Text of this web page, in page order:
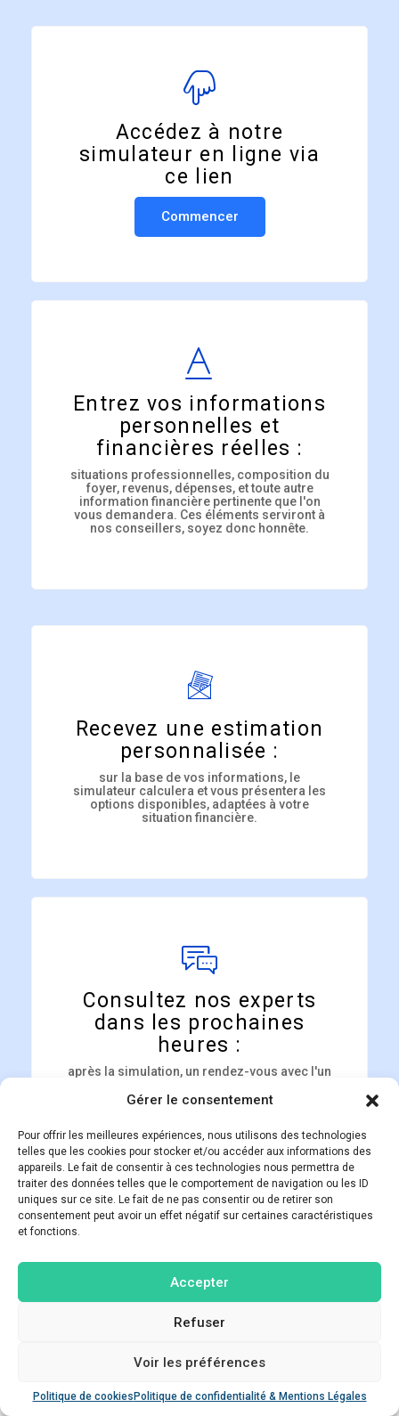
Gérer le consentement
Pour offrir les meilleures expériences, nous utilisons des technologies
telles que les cookies pour stocker et/ou accéder aux informations des
appareils. Le fait de consentir à ces technologies nous permettra de
traiter des données telles que le comportement de navigation ou les ID
uniques sur ce site. Le fait de ne pas consentir ou de retirer son
consentement peut avoir un effet négatif sur certaines caractéristiques
et fonctions.
Accepter
Refuser
Voir les préférences
Politique de cookies Politique de confidentialité & Mentions Légales
Accédez à notre
simulateur en ligne via
ce lien
Commencer
Entrez vos informations
personnelles et
financières réelles :
situations professionnelles, composition du
foyer, revenus, dépenses, et toute autre
information financière pertinente que l'on
vous demandera. Ces éléments serviront à
nos conseillers, soyez donc honnête.
Recevez une estimation
personnalisée :
sur la base de vos informations, le
simulateur calculera et vous présentera les
options disponibles, adaptées à votre
situation financière.
Consultez nos experts
dans les prochaines
heures :
après la simulation, un rendez-vous avec l'un
discuter des résultats et de la manière de
5. Amorcez les démarches pour acquérir la résidence
Simuler mon projet en leasing
immobilier avec HST
Poser une question
Open